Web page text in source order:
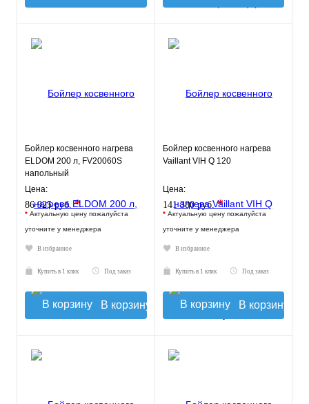
Бойлер косвенного нагрева
ELDOM 200 л, FV20060S
напольный
Цена:
86 925 руб.*
* Актуальную цену пожалуйста
уточните у менеджера
В избранное
Купить в 1 клик Под заказ
В корзину
Бойлер косвенного нагрева
Vaillant VIH Q 120
Цена:
141 380 руб.*
* Актуальную цену пожалуйста
уточните у менеджера
В избранное
Купить в 1 клик Под заказ
В корзину